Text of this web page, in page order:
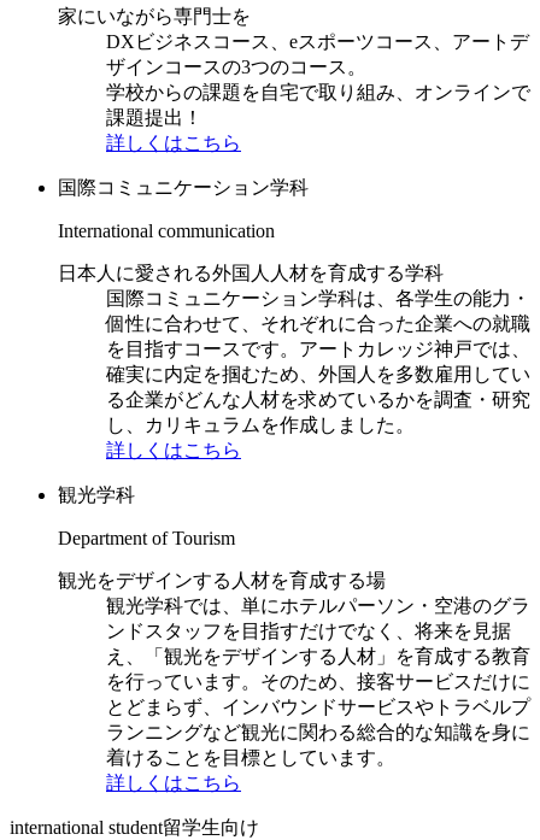
家にいながら専門士を
DXビジネスコース、eスポーツコース、アートデ
ザインコースの3つのコース。
学校からの課題を自宅で取り組み、オンラインで
課題提出！
詳しくはこちら
国際コミュニケーション学科
International communication
日本人に愛される外国人人材を育成する学科
国際コミュニケーション学科は、各学生の能力・
個性に合わせて、それぞれに合った企業への就職
を目指すコースです。アートカレッジ神戸では、
確実に内定を掴むため、外国人を多数雇用してい
る企業がどんな人材を求めているかを調査・研究
し、カリキュラムを作成しました。
詳しくはこちら
観光学科
Department of Tourism
観光をデザインする人材を育成する場
観光学科では、単にホテルパーソン・空港のグラ
ンドスタッフを目指すだけでなく、将来を見据
え、「観光をデザインする人材」を育成する教育
を行っています。そのため、接客サービスだけに
とどまらず、インバウンドサービスやトラベルプ
ランニングなど観光に関わる総合的な知識を身に
着けることを目標としています。
詳しくはこちら
international student留学生向け